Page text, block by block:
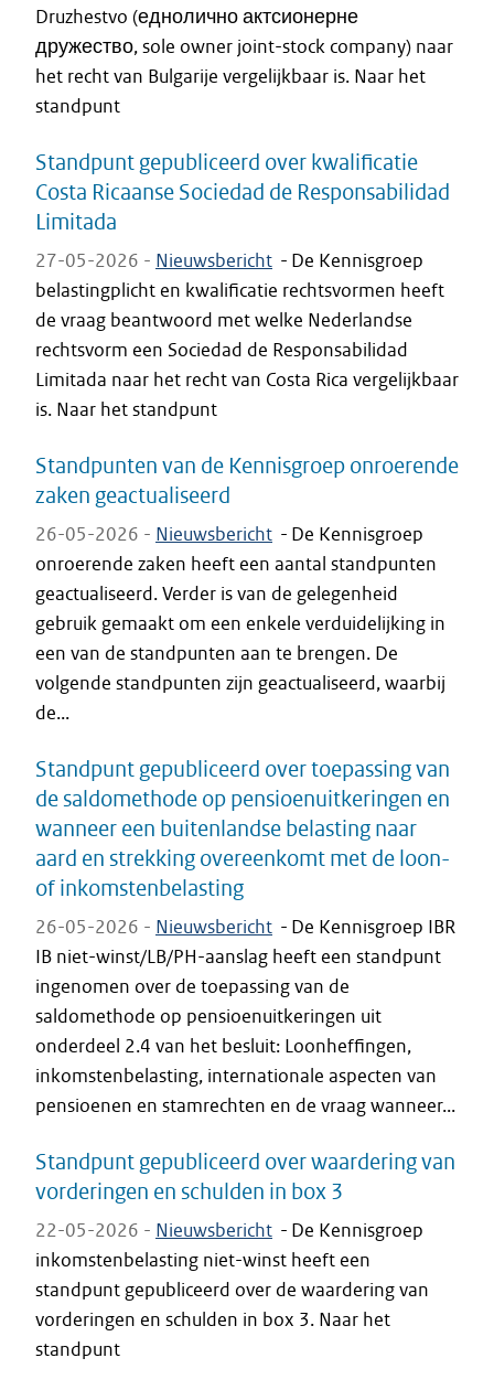
Druzhestvo (еднолично актсионерне
дружество, sole owner joint-stock company) naar
het recht van Bulgarije vergelijkbaar is. Naar het
standpunt
Standpunt gepubliceerd over kwalificatie
Costa Ricaanse Sociedad de Responsabilidad
Limitada
27-05-2026 - Nieuwsbericht - De Kennisgroep
belastingplicht en kwalificatie rechtsvormen heeft
de vraag beantwoord met welke Nederlandse
rechtsvorm een Sociedad de Responsabilidad
Limitada naar het recht van Costa Rica vergelijkbaar
is. Naar het standpunt
Standpunten van de Kennisgroep onroerende
zaken geactualiseerd
26-05-2026 - Nieuwsbericht - De Kennisgroep
onroerende zaken heeft een aantal standpunten
geactualiseerd. Verder is van de gelegenheid
gebruik gemaakt om een enkele verduidelijking in
een van de standpunten aan te brengen. De
volgende standpunten zijn geactualiseerd, waarbij
de...
Standpunt gepubliceerd over toepassing van
de saldomethode op pensioenuitkeringen en
wanneer een buitenlandse belasting naar
aard en strekking overeenkomt met de loon-
of inkomstenbelasting
26-05-2026 - Nieuwsbericht - De Kennisgroep IBR
IB niet-winst/LB/PH-aanslag heeft een standpunt
ingenomen over de toepassing van de
saldomethode op pensioenuitkeringen uit
onderdeel 2.4 van het besluit: Loonheffingen,
inkomstenbelasting, internationale aspecten van
pensioenen en stamrechten en de vraag wanneer...
Standpunt gepubliceerd over waardering van
vorderingen en schulden in box 3
22-05-2026 - Nieuwsbericht - De Kennisgroep
inkomstenbelasting niet-winst heeft een
standpunt gepubliceerd over de waardering van
vorderingen en schulden in box 3. Naar het
standpunt